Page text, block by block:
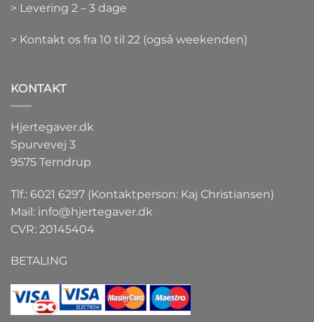
> Levering 2 – 3 dage
> Kontakt os fra 10 til 22 (også weekenden)
KONTAKT
Hjertegaver.dk
Spurvevej 3
9575 Terndrup
Tlf.: 6021 6297 (Kontaktperson: Kaj Christiansen)
Mail: info@hjertegaver.dk
CVR: 20145404
BETALING